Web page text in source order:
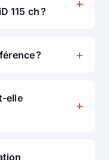
115 ch ?
?
elle